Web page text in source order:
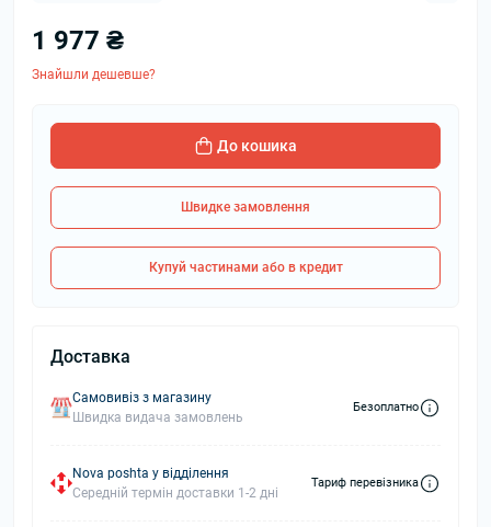
1 977 ₴
Знайшли дешевше?
До кошика
Швидке замовлення
Купуй частинами або в кредит
Доставка
Самовивіз з магазину
Швидка видача замовлень
Безоплатно
Nova poshta у відділення
Середній термін доставки 1-2 дні
Тариф перевізника